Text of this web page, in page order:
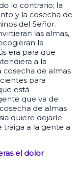
lo contrario; la
y la cosecha de
del Señor.
las almas,
la
era para que
a la
cosecha de almas
para
está
que va de
de almas
quiere dejarle
a la gente a
el dolor